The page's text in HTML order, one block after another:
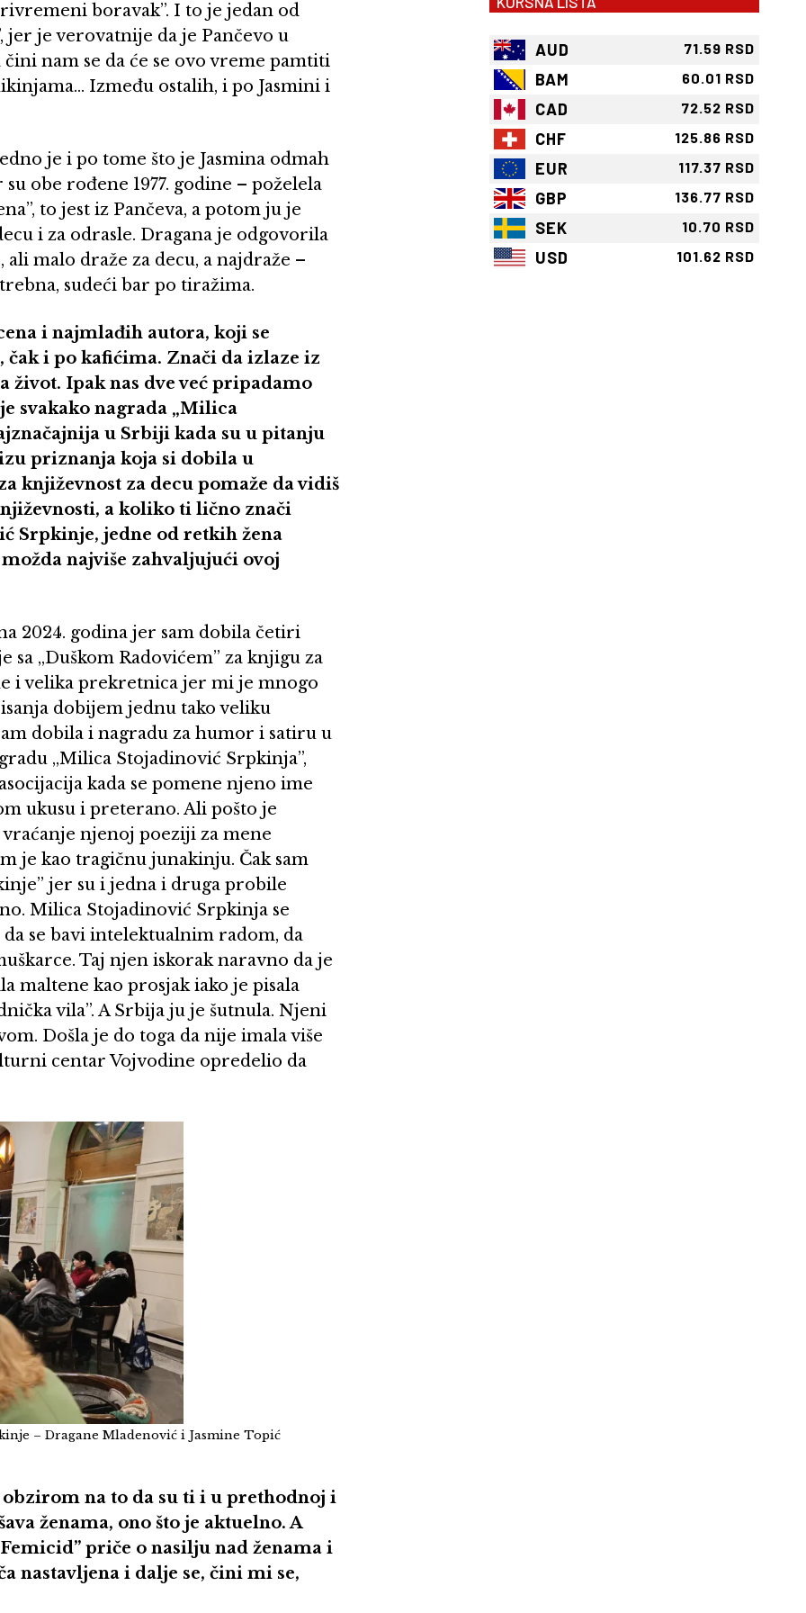
boravak”. I to je jedan od
jer je verovatnije da je Pančevo u
nam se da će se ovo vreme pamtiti
Između ostalih, i po Jasmini i
je i po tome što je Jasmina odmah
obe rođene 1977. godine – poželela
to jest iz Pančeva, a potom ju je
i za odrasle. Dragana je odgovorila
malo draže za decu, a najdraže –
sudeći bar po tiražima.
i najmlađih autora, koji se
i po kafićima. Znači da izlaze iz
život. Ipak nas dve već pripadamo
svakako nagrada „Milica
u Srbiji kada su u pitanju
priznanja koja si dobila u
književnost za decu pomaže da vidiš
a koliko ti lično znači
Srpkinje, jedne od retkih žena
najviše zahvaljujući ovoj
2024. godina jer sam dobila četiri
„Duškom Radovićem” za knjigu za
i velika prekretnica jer mi je mnogo
dobijem jednu tako veliku
dobila i nagradu za humor i satiru u
„Milica Stojadinović Srpkinja”,
kada se pomene njeno ime
ukusu i preterano. Ali pošto je
njenoj poeziji za mene
je kao tragičnu junakinju. Čak sam
jer su i jedna i druga probile
Milica Stojadinović Srpkinja se
se bavi intelektualnim radom, da
Taj njen iskorak naravno da je
maltene kao prosjak iako je pisala
vila”. A Srbija ju je šutnula. Njeni
Došla je do toga da nije imala više
centar Vojvodine opredelio da
– Dragane Mladenović i Jasmine Topić
na to da su ti i u prethodnoj i
ženama, ono što je aktuelno. A
priče o nasilju nad ženama i
nastavljena i dalje se, čini mi se,
AUD 71.59 RSD
BAM 60.01 RSD
CAD 72.52 RSD
CHF 125.86 RSD
EUR 117.37 RSD
GBP 136.77 RSD
SEK 10.70 RSD
USD 101.62 RSD